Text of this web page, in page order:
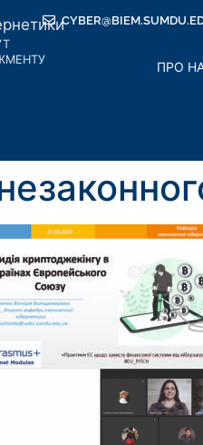
ПРО